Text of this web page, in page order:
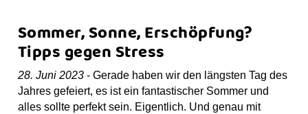
Sommer, Sonne, Erschöpfung?
Tipps gegen Stress
28. Juni 2023 - Gerade haben wir den längsten Tag des
Jahres gefeiert, es ist ein fantastischer Sommer und
alles sollte perfekt sein. Eigentlich. Und genau mit